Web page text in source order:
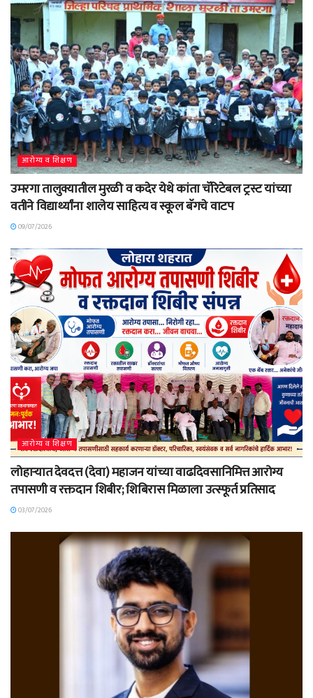
आरोग्य व शिक्षण
उमरगा तालुक्यातील मुरळी व कदेर येथे कांता चॅरिटेबल ट्रस्ट यांच्या
वतीने विद्यार्थ्यांना शालेय साहित्य व स्कूल बॅगचे वाटप
09/07/2026
आरोग्य व शिक्षण
लोहाऱ्यात देवदत्त (देवा) महाजन यांच्या वाढदिवसानिमित्त आरोग्य
तपासणी व रक्तदान शिबीर; शिबिरास मिळाला उत्स्फूर्त प्रतिसाद
03/07/2026